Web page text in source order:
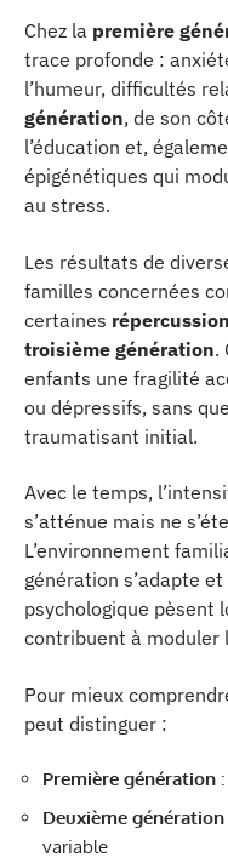
Chez la première
trace profonde :
l’humeur, difficultés
génération, de son
l’éducation et,
épigénétiques qui
au stress.
Les résultats de
familles concernées
certaines
troisième génération.
enfants une fragilité
ou dépressifs, sans
traumatisant initial.
Avec le temps,
s’atténue mais ne
L’environnement
génération s’adapte
psychologique pèsent
contribuent à moduler
Pour mieux
peut distinguer :
Première génération
Deuxième génération
variable